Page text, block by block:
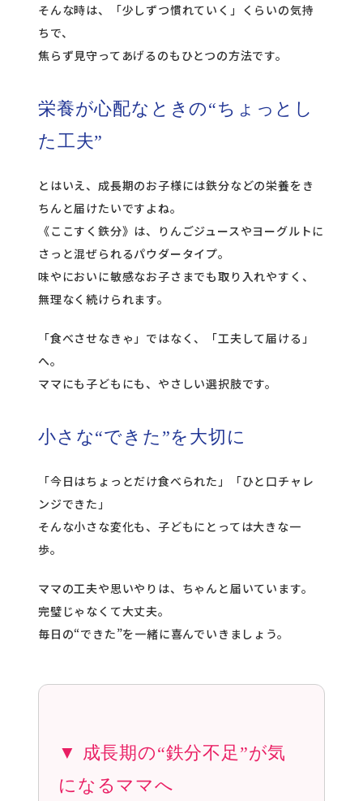
そんな時は、「少しずつ慣れていく」くらいの気持
ちで、
焦らず見守ってあげるのもひとつの方法です。
栄養が心配なときの“ちょっとし
た工夫”
とはいえ、成長期のお子様には鉄分などの栄養をき
ちんと届けたいですよね。
《ここすく鉄分》 は、りんごジュースやヨーグルトに
さっと混ぜられるパウダータイプ。
味やにおいに敏感なお子さまでも取り入れやすく、
無理なく続けられます。
「食べさせなきゃ」ではなく、「工夫して届ける」
へ。
ママにも子どもにも、やさしい選択肢です。
小さな“できた”を大切に
「今日はちょっとだけ食べられた」「ひと口チャレ
ンジできた」
そんな小さな変化も、子どもにとっては大きな一
歩。
ママの工夫や思いやりは、ちゃんと届いています。
完璧じゃなくて大丈夫。
毎日の“できた”を一緒に喜んでいきましょう。
▼ 成長期の“鉄分不足”が気
になるママへ